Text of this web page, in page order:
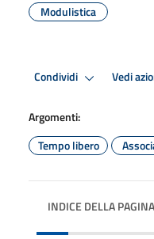
Modulistica
Condividi Vedi
Argomenti:
Tempo libero
INDICE DELLA PAGINA